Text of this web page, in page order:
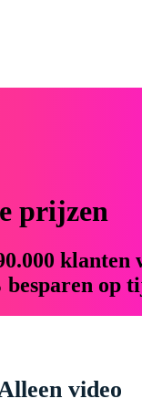
prijzen
op
video